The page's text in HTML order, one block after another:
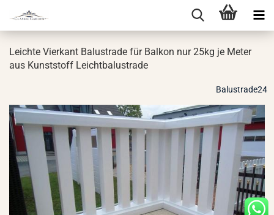
Leich­te Vier­kant Ba­lus­tra­de für Bal­kon nur 25kg je Meter
aus Kunst­stoff Leicht­ba­lus­tra­de
Balustrade24